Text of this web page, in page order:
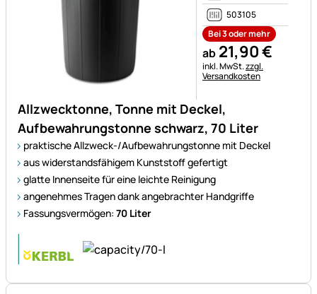
Allzwecktonne, Tonne mit Deckel,
Aufbewahrungstonne schwarz, 70 Liter
praktische Allzweck-/Aufbewahrungstonne mit Deckel
aus widerstandsfähigem Kunststoff gefertigt
glatte Innenseite für eine leichte Reinigung
angenehmes Tragen dank angebrachter Handgriffe
Fassungsvermögen: 70 Liter
503105
Bei 3 oder mehr
ab 21,90€
Steuerhinweis:
inkl. MwSt.zzgl.
Versandkosten